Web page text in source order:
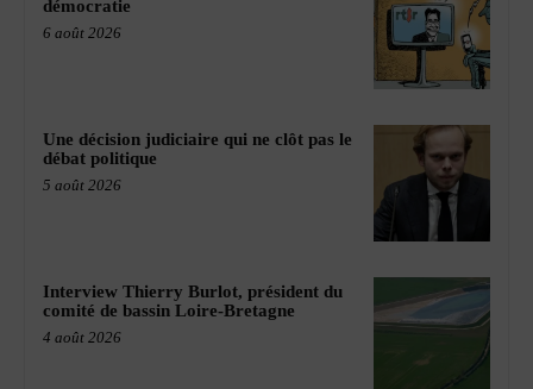
démocratie
6 août 2026
Une décision judiciaire qui ne clôt pas le
débat politique
5 août 2026
Interview Thierry Burlot, président du
comité de bassin Loire-Bretagne
4 août 2026